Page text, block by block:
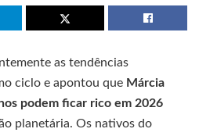
as tendências
ciclo e apontou que Márcia
podem ficar rico em 2026
planetária. Os nativos do